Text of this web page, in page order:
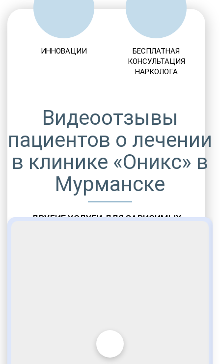
ДРУГИЕ УСЛУГИ ДЛЯ ЗАВИСИМЫХ
ИННОВАЦИИ
БЕСПЛАТНАЯ
КОНСУЛЬТАЦИЯ
НАРКОЛОГА
Видеоотзывы
пациентов о лечении
в клинике «Оникс» в
Мурманске